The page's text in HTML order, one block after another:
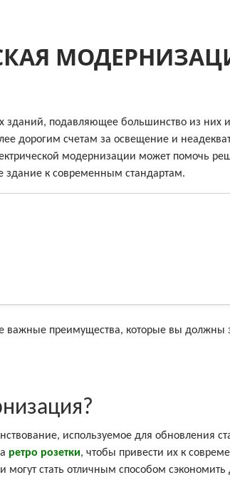
зданий, подавляющее большинство из них
дорогим счетам за освещение и
модернизации может помочь
здание к современным стандартам.
важные преимущества, которые вы должны
используемое для обновления
ретро розетки, чтобы привести их к
стать отличным способом сэкономить